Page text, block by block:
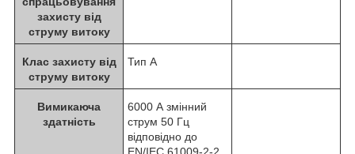
захисту від
струму витоку
Клас захисту від
струму витоку
Тип А
Вимикаюча
здатність
6000 А змінний
струм 50 Гц
відповідно до
EN/IEC 61009-2-2